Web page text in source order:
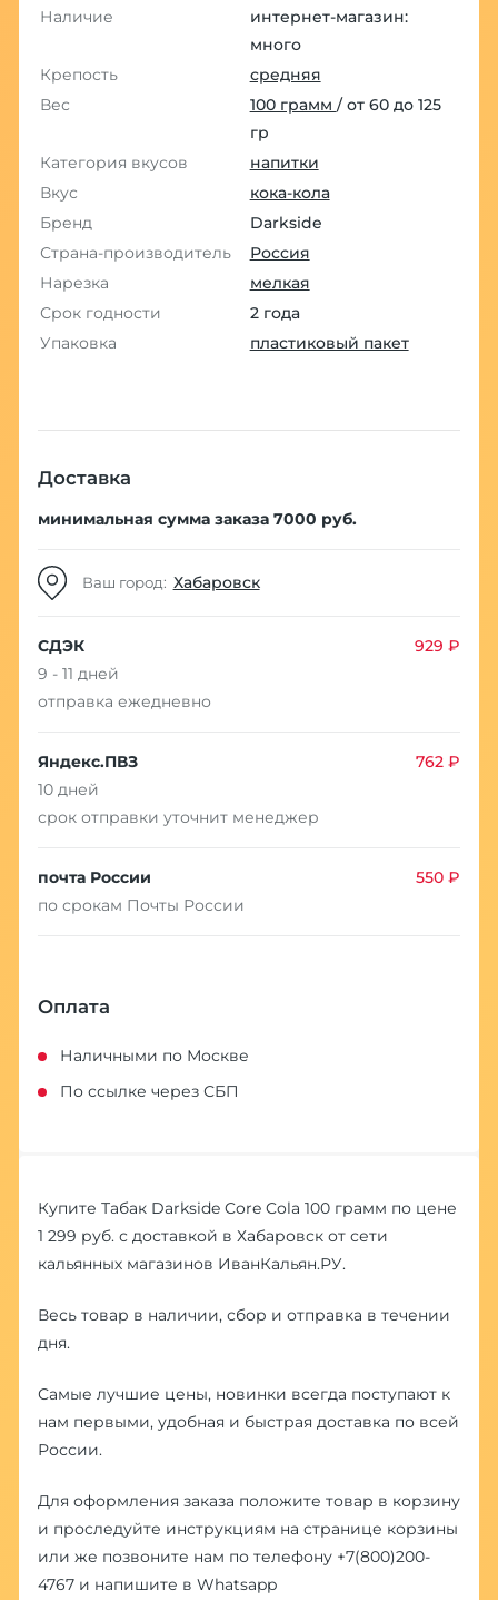
Наличие
интернет-магазин:
много
Крепость
средняя
Вес
100 грамм / от 60 до 125
гр
Категория вкусов
напитки
Вкус
кока-кола
Бренд
Darkside
Страна-производитель
Россия
Нарезка
мелкая
Срок годности
2 года
Упаковка
пластиковый пакет
Доставка
минимальная сумма заказа 7000 руб.
Ваш город: Хабаровск
СДЭК
929 ₽
9 - 11 дней
отправка ежедневно
Яндекс.ПВЗ
762 ₽
10 дней
срок отправки уточнит менеджер
почта России
550 ₽
по срокам Почты России
Оплата
Наличными по Москве
По ссылке через СБП
Купите Табак Darkside Core Cola 100 грамм по цене
1 299 руб. с доставкой в Хабаровск от сети
кальянных магазинов ИванКальян.РУ.
Весь товар в наличии, сбор и отправка в течении
дня.
Самые лучшие цены, новинки всегда поступают к
нам первыми, удобная и быстрая доставка по всей
России.
Для оформления заказа положите товар в корзину
и проследуйте инструкциям на странице корзины
или же позвоните нам по телефону +7(800)200-
4767и напишите в Whatsapp